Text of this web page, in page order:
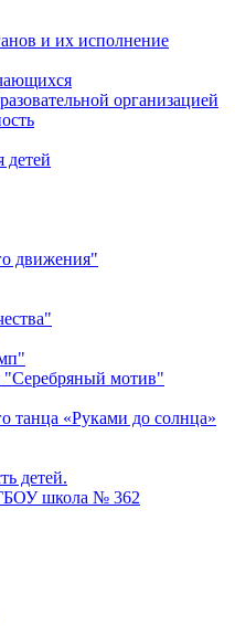
и их исполнение
организацией
детей
движения"
"Серебряный мотив"
танца «Руками до солнца»
детей.
школа № 362